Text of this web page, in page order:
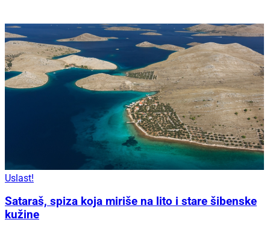
Uslast!
Sataraš, spiza koja miriše na lito i stare šibenske
kužine